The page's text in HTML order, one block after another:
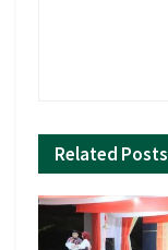
Related Posts